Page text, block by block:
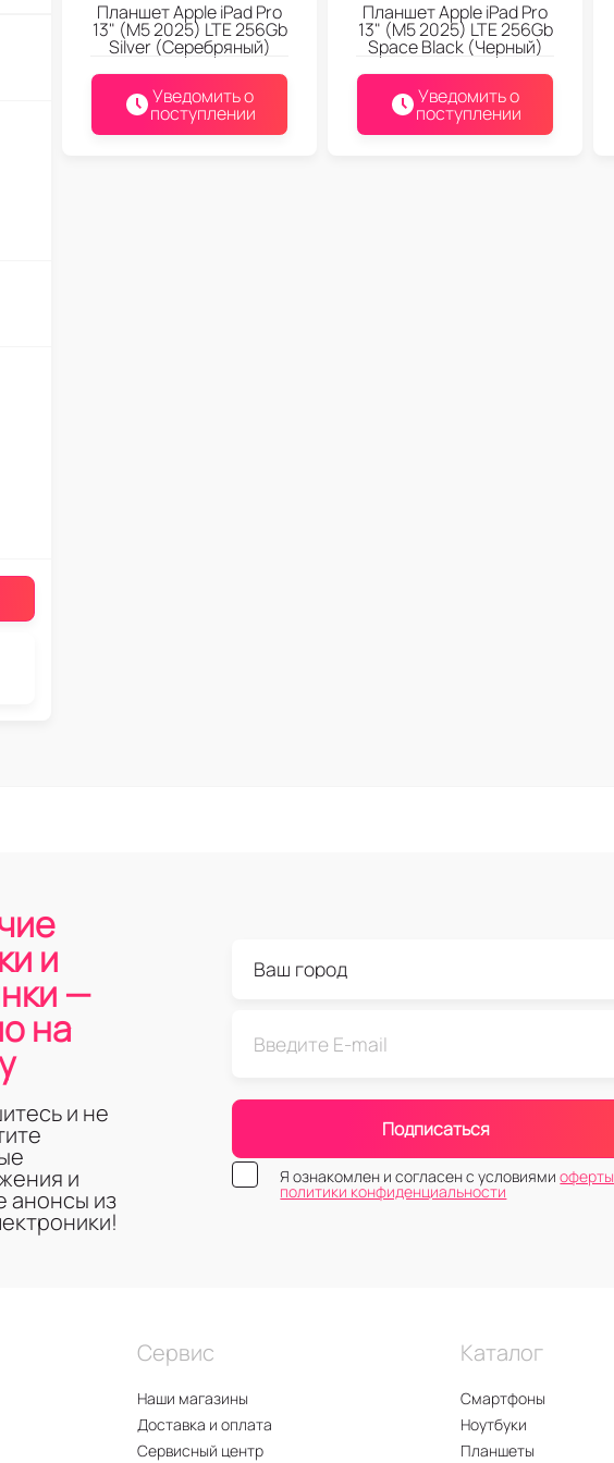
Планшет Apple iPad Pro
13" (M5 2025) LTE 256Gb
Silver (Серебряный)
Уведомить о
поступлении
Планшет Apple iPad Pro
13" (M5 2025) LTE 256Gb
Space Black (Черный)
Уведомить о
поступлении
и
—
на
и не
и
анонсы из
Подписаться
Я ознакомлен и согласен с условиямиоферты
политики конфиденциальности
Сервис
Наши магазины
Доставка и оплата
Сервисный центр
Каталог
Смартфоны
Ноутбуки
Планшеты